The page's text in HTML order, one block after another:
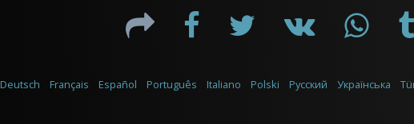
Deutsch Français Español Português Italiano Polski Русский Українська